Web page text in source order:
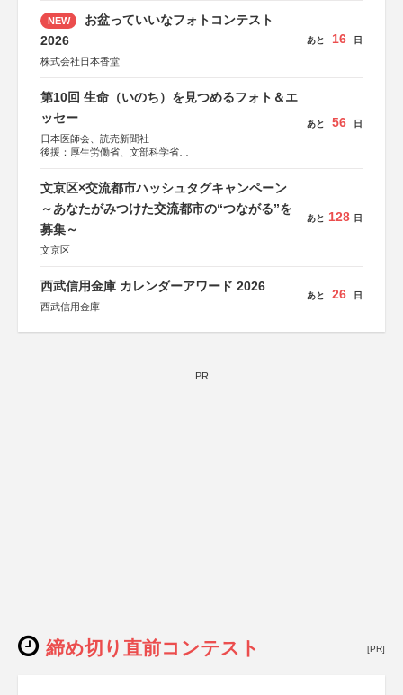
NEW
お盆っていいなフォトコンテスト
2026
株式会社日本香堂
あと 16 日
第10回 生命（いのち）を見つめるフォト＆エ
ッセー
日本医師会、読売新聞社
後援：厚生労働省、文部科学省
しん生命保険株式会社
あと 56 日
文京区×交流都市ハッシュタグキャンペーン
～あなたがみつけた交流都市の“つながる”を
募集～
文京区
あと 128 日
西武信用金庫 カレンダーアワード 2026
西武信用金庫
あと 26 日
PR
締め切り直前コンテスト [PR]